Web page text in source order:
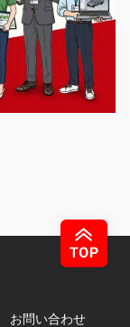
お問い合わせ